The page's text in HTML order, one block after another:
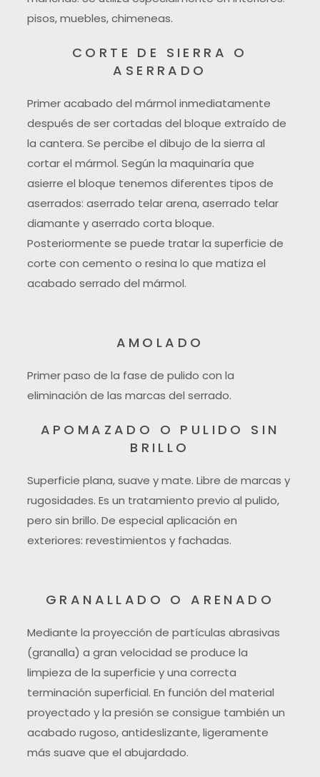
pisos, muebles, chimeneas.
CORTE DE SIERRA O
ASERRADO
Primer acabado del mármol inmediatamente
después de ser cortadas del bloque extraído de
la cantera. Se percibe el dibujo de la sierra al
cortar el mármol. Según la maquinaría que
asierre el bloque tenemos diferentes tipos de
aserrados: aserrado telar arena, aserrado telar
diamante y aserrado corta bloque.
Posteriormente se puede tratar la superficie de
corte con cemento o resina lo que matiza el
acabado serrado del mármol.
AMOLADO
Primer paso de la fase de pulido con la
eliminación de las marcas del serrado.
APOMAZADO O PULIDO SIN
BRILLO
Superficie plana, suave y mate. Libre de marcas y
rugosidades. Es un tratamiento previo al pulido,
pero sin brillo. De especial aplicación en
exteriores: revestimientos y fachadas.
GRANALLADO O ARENADO
Mediante la proyección de partículas abrasivas
(granalla) a gran velocidad se produce la
limpieza de la superficie y una correcta
terminación superficial. En función del material
proyectado y la presión se consigue también un
acabado rugoso, antideslizante, ligeramente
más suave que el abujardado.